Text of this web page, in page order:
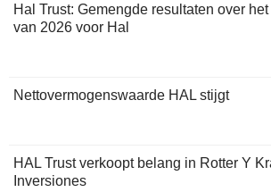
Hal Trust: Gemengde resultaten over het
van 2026 voor Hal
Nettovermogenswaarde HAL stijgt
HAL Trust verkoopt belang in Rotter Y
Inversiones